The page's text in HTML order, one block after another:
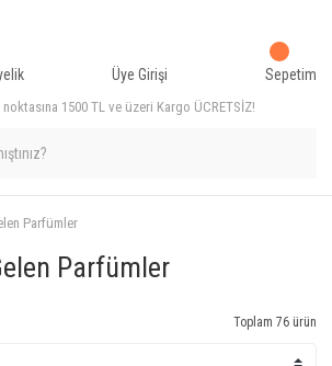
1500 TL ve üzeri Kargo ÜCRETSİZ!
Üye Girişi Sepetim
Parfümler
Parfümler
Toplam 76 ürün